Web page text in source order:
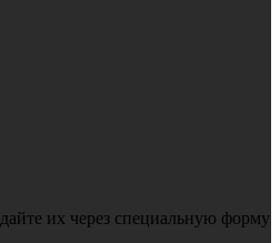
их через специальную форму